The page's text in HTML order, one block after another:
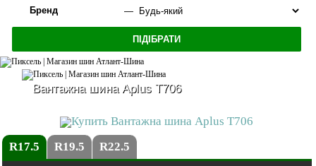
Бренд
Вантажна шина Aplus T706
R17.5 R19.5 R22.5